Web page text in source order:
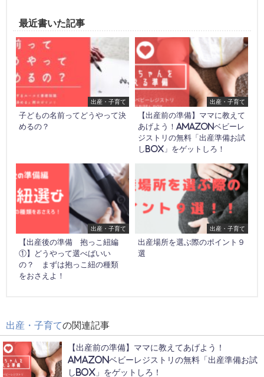
最近書いた記事
出産・子育て
子どもの名前ってどうやって決
めるの？
出産・子育て
【出産前の準備】ママに教えて
あげよう！Amazonベビーレ
ジストリの無料「出産準備お試
しBOX」をゲットしろ！
出産・子育て
【出産後の準備 抱っこ紐編
①】どうやって選べばいい
の？ まずは抱っこ紐の種類
をおさえよ！
出産・子育て
出産場所を選ぶ際のポイント９
選
出産・子育ての関連記事
【出産前の準備】ママに教えてあげよう！
Amazonベビーレジストリの無料「出産準備お試
しBOX」をゲットしろ！